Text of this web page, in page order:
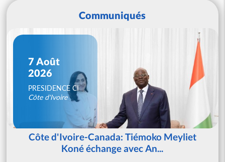
Communiqués
7 Août
2026
PRESIDENCE CI
Côte d'Ivoire
Côte d'Ivoire-Canada: Tiémoko Meyliet
Koné échange avec An...